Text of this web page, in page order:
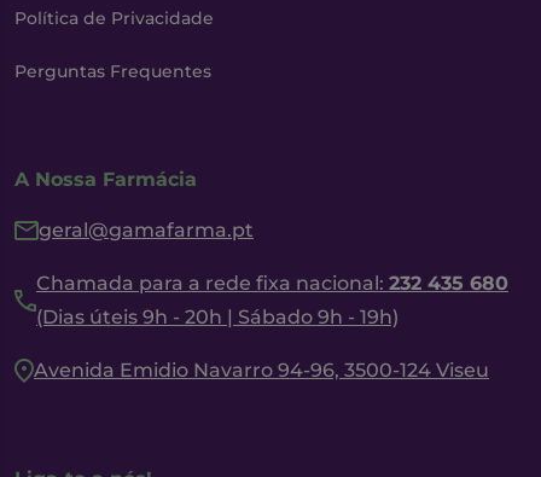
Política de Privacidade
Perguntas Frequentes
A Nossa Farmácia
geral@gamafarma.pt
Chamada para a rede fixa nacional: 232 435 680
(Dias úteis 9h - 20h | Sábado 9h - 19h)
Avenida Emidio Navarro 94-96, 3500-124 Viseu